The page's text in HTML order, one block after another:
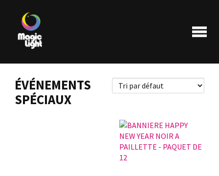
ÉVÉNEMENTS
SPÉCIAUX